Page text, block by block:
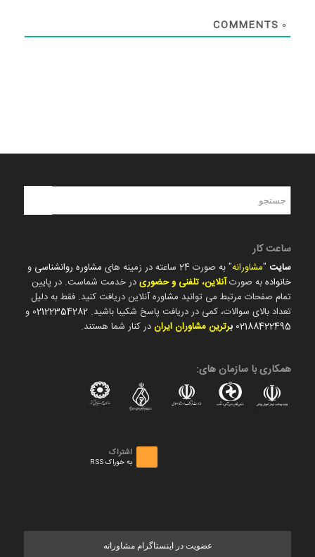
0
ساعت کار
سایت"مشاورانه" به صورت 24 ساعته در زمینه های مشاوره روانشناسی و
خانوادهبه صورتآنلاین، تلفنی و حضوریدر خدمت شماست. در پایین
تمام صفحات مرتبط می توانید مشاوره آنلاین دریافت کنید. فقط به دلیل
تعداد بالای سوالات، کمی در دریافت پاسخ شکیبا باشید. 02122354282 و
02188422495 برترین مشاوران ایراندر کنار شما هستند.
همکاری با سازمان های:
اشتراک
به خوراک RSS
عضویت در اینستاگرام مشاورانه